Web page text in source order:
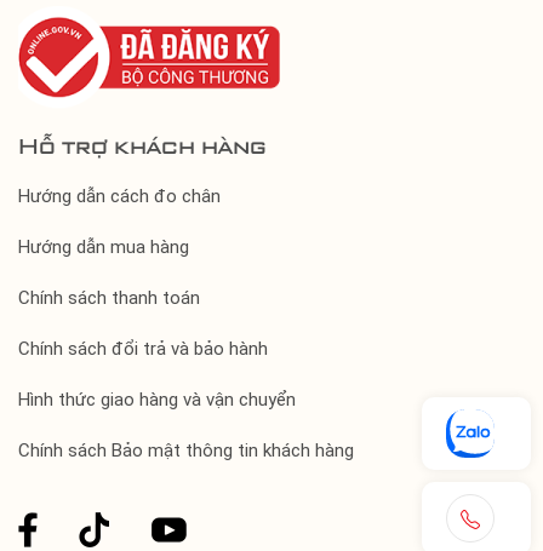
Hỗ trợ khách hàng
Hướng dẫn cách đo chân
Hướng dẫn mua hàng
Chính sách thanh toán
Chính sách đổi trả và bảo hành
Hình thức giao hàng và vận chuyển
Chính sách Bảo mật thông tin khách hàng